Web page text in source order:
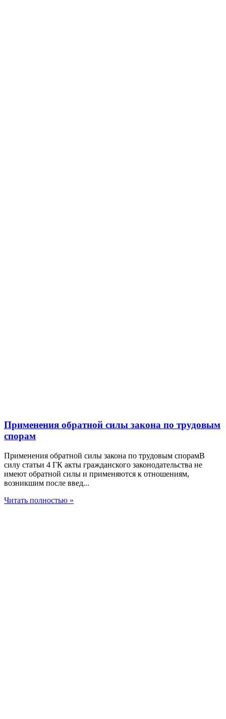
Применения обратной силы закона по трудовым
спорам
Применения обратной силы закона по трудовым спорамВ
силу статьи 4 ГК акты гражданского законодательства не
имеют обратной силы и применяются к отношениям,
возникшим после введ...
Читать полностью »